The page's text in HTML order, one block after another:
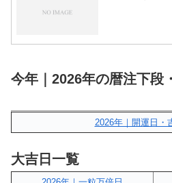
今年｜2026年の暦注下段
2026年｜開運日・
大吉日一覧